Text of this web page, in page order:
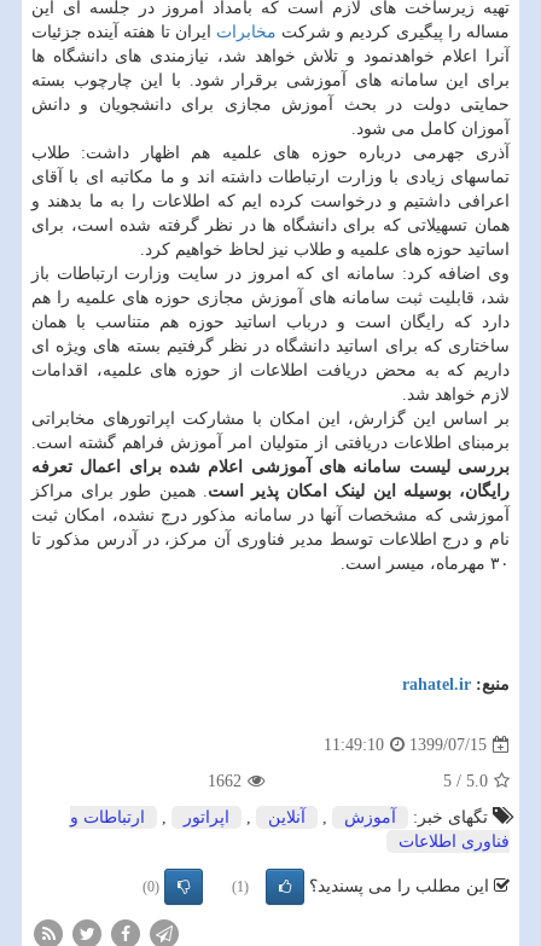
تهیه زیرساخت های لازم است که بامداد امروز در جلسه ای این
مساله را پیگیری کردیم و شرکت مخابرات ایران تا هفته آینده جزئیات
آنرا اعلام خواهدنمود و تلاش خواهد شد، نیازمندی های دانشگاه ها
برای این سامانه های آموزشی برقرار شود. با این چارچوب بسته
حمایتی دولت در بحث آموزش مجازی برای دانشجویان و دانش
آموزان کامل می شود.
آذری جهرمی درباره حوزه های علمیه هم اظهار داشت: طلاب
تماسهای زیادی با وزارت ارتباطات داشته اند و ما مکاتبه ای با آقای
اعرافی داشتیم و درخواست کرده ایم که اطلاعات را به ما بدهند و
همان تسهیلاتی که برای دانشگاه ها در نظر گرفته شده است، برای
اساتید حوزه های علمیه و طلاب نیز لحاظ خواهیم کرد.
وی اضافه کرد: سامانه ای که امروز در سایت وزارت ارتباطات باز
شد، قابلیت ثبت سامانه های آموزش مجازی حوزه های علمیه را هم
دارد که رایگان است و درباب اساتید حوزه هم متناسب با همان
ساختاری که برای اساتید دانشگاه در نظر گرفتیم بسته های ویژه ای
داریم که به محض دریافت اطلاعات از حوزه های علمیه، اقدامات
لازم خواهد شد.
بر اساس این گزارش، این امکان با مشارکت اپراتورهای مخابراتی
برمبنای اطلاعات دریافتی از متولیان امر آموزش فراهم گشته است.
بررسی لیست سامانه های آموزشی اعلام شده برای اعمال تعرفه
رایگان، بوسیله این لینک امکان پذیر است . همین طور برای مراکز
آموزشی که مشخصات آنها در سامانه مذکور درج نشده، امکان ثبت
نام و درج اطلاعات توسط مدیر فناوری آن مرکز، در آدرس مذکور تا
۳۰ مهرماه، میسر است.
منبع: rahatel.ir
1399/07/15
11:49:10
5.0
/
5
1662
تگهای خبر:
آموزش , آنلاین , اپراتور ,
ارتباطات و
فناوری اطلاعات
این مطلب را می پسندید؟ (1)
(0)